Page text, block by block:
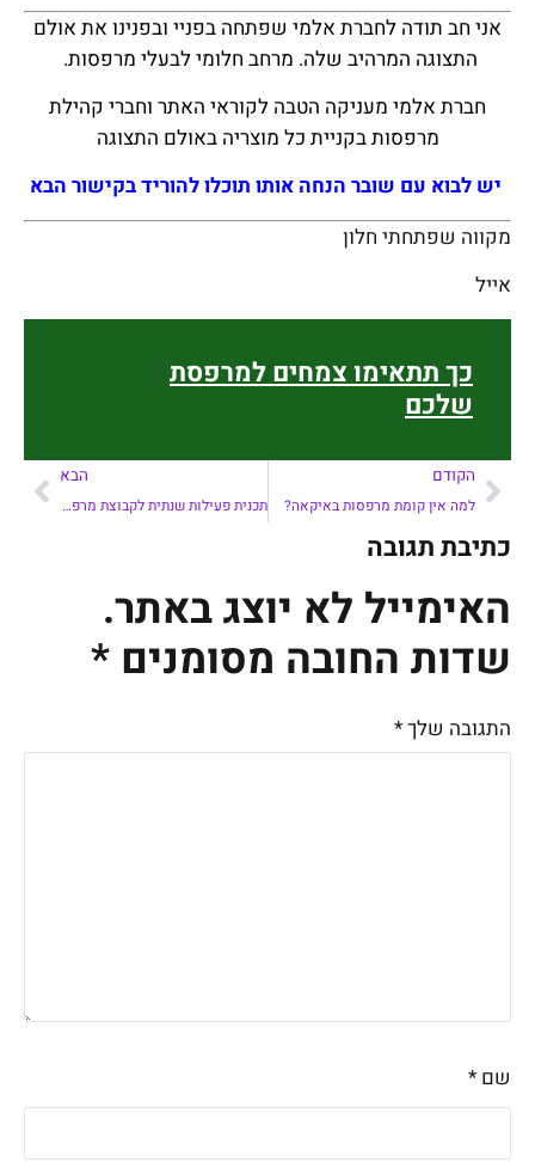
אני חב תודה לחברת אלמי שפתחה בפניי ובפנינו את אולם
התצוגה המרהיב שלה. מרחב חלומי לבעלי מרפסות.
חברת אלמי מעניקה הטבה לקוראי האתר וחברי קהילת
מרפסות בקניית כל מוצריה באולם התצוגה
יש לבוא עם שובר הנחה אותו תוכלו להוריד בקישור הבא
מקווה שפתחתי חלון
אייל
כך תתאימו צמחים למרפסת
שלכם
הקודם
למה אין קומת מרפסות באיקאה?
הבא
תכנית פעילות שנתית לקבוצת מרפסות מעוררות השראה בישראל
כתיבת תגובה
האימייל לא יוצג באתר.
שדות החובה מסומנים *
התגובה שלך*
שם *